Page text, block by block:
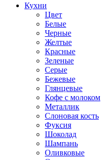
Кухни
Цвет
Белые
Черные
Желтые
Красные
Зеленые
Серые
Бежевые
Глянцевые
Кофе с молоком
Металлик
Слоновая кость
Фуксия
Шоколад
Шампань
Оливковые